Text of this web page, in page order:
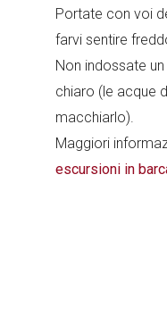
Portate con voi
farvi sentire
Non indossate
chiaro (le acque
macchiarlo).
Maggiori
escursioni in